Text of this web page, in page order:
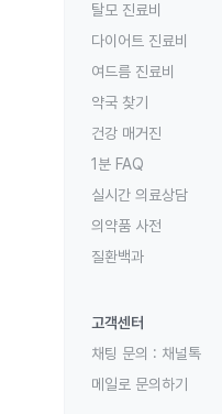
탈모 진료비
다이어트 진료비
여드름 진료비
약국 찾기
건강 매거진
1분 FAQ
실시간 의료상담
의약품 사전
질환백과
고객센터
채팅 문의 : 채널톡
메일로 문의하기